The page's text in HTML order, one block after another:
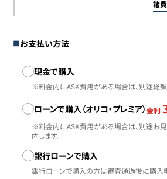
諸
お支払い方法
お支払い方法
現金で購入
※料金内にASK費用がある場合は、別途総額
ローンで購入（オリコ・プレミア）金利
※料金内にASK費用がある場合は、別途お
内します。
銀行ローンで購入
銀行ローンで購入の方は審査通過後に購入